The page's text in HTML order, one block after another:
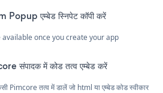
एम्बेड स्निपेट कॉपी करें
available once you create your app
संपादक में कोड तत्व एम्बेड करें
Pimcore तत्व में डालें जो html या एम्बेड कोड स्वीकार